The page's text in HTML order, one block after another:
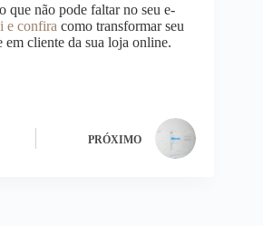
que não pode faltar no seu e-
e confira como transformar seu
em cliente da sua loja online.
PRÓXIMO